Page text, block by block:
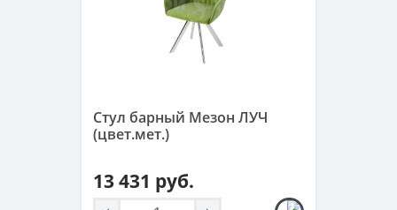
Стул барный Мезон ЛУЧ
(цвет.мет.)
13 431 руб.